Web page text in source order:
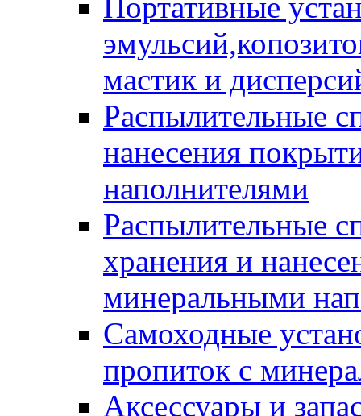
Портативные
мастик и
Распылительные
нанесения
наполнителями
Распылительные
хранения и
минеральными
Самоходные
пропиток с
Аксессуары и